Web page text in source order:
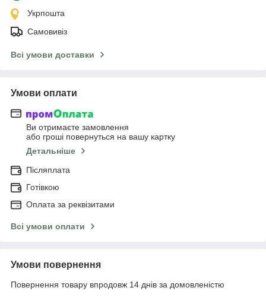
Укрпошта
Самовивіз
Всі умови доставки
Умови оплати
Ви отримаєте замовлення
або гроші повернуться на вашу картку
Детальніше
Післяплата
Готівкою
Оплата за реквізитами
Всі умови оплати
Умови повернення
Повернення товару впродовж 14 днів за домовленістю